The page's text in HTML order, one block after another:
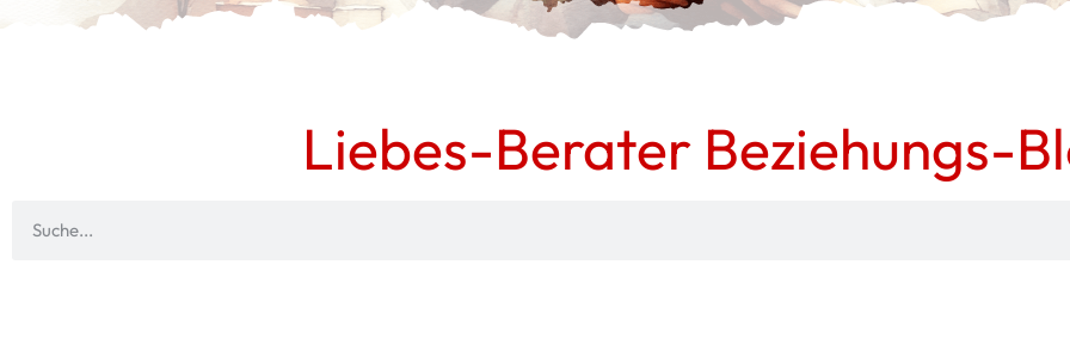
Liebes-Berater Beziehungs-